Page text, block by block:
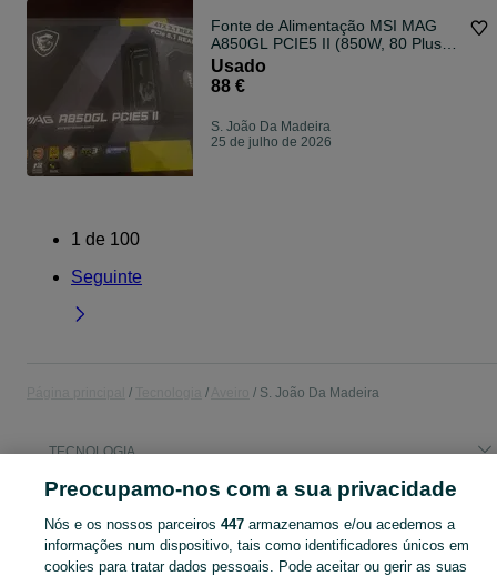
Fonte de Alimentação MSI MAG
A850GL PCIE5 II (850W, 80 Plus
Gold, ATX 3.1)
Usado
88 €
S. João Da Madeira
25 de julho de 2026
1 de 100
Seguinte
S. João Da Madeira
TECNOLOGIA
Tecnologia, Informática, Electrónica S. João Da Madeira - Videojogos, Consolas, TV, Computadores. Veja os anúncios ou publique o seu anúncio no OLX Portugal. Mostrar
Preocupamo-nos com a sua privacidade
Nós e os nossos parceiros 447armazenamos e/ou acedemos a
informações num dispositivo, tais como identificadores únicos em
cookies para tratar dados pessoais. Pode aceitar ou gerir as suas